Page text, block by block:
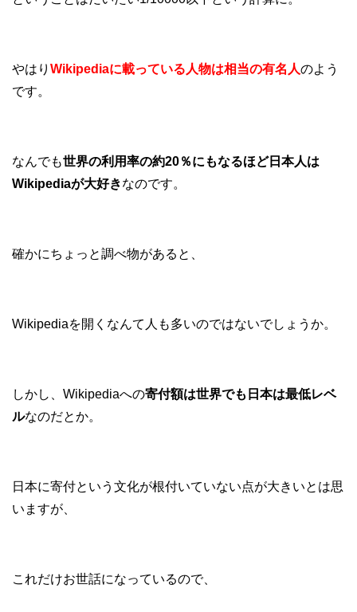
やはり Wikipediaに載っている人物は相当の有名人のよう
です。
なんでも世界の利用率の約20％にもなるほど日本人は
Wikipediaが大好きなのです。
確かにちょっと調べ物があると、
Wikipediaを開くなんて人も多いのではないでしょうか。
しかし、Wikipediaへの寄付額は世界でも日本は最低レベ
ルなのだとか。
日本に寄付という文化が根付いていない点が大きいとは思
いますが、
これだけお世話になっているので、